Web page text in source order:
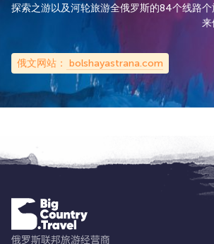
探索之游以及河轮旅游全俄罗斯的84个线路个
来
俄文网站： bolshayastrana.com